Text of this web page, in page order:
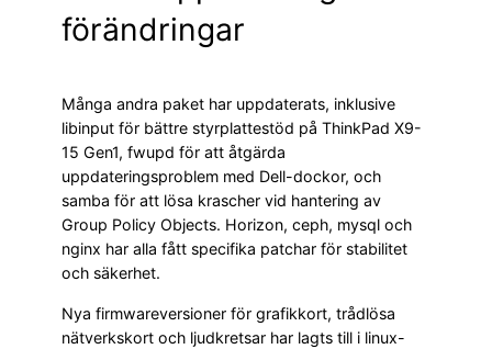
förändringar
Många andra paket har uppdaterats, inklusive
libinput för bättre styrplattestöd på ThinkPad X9-
15 Gen1, fwupd för att åtgärda
uppdateringsproblem med Dell-dockor, och
samba för att lösa krascher vid hantering av
Group Policy Objects. Horizon, ceph, mysql och
nginx har alla fått specifika patchar för stabilitet
och säkerhet.
Nya firmwareversioner för grafikkort, trådlösa
nätverkskort och ljudkretsar har lagts till i linux-